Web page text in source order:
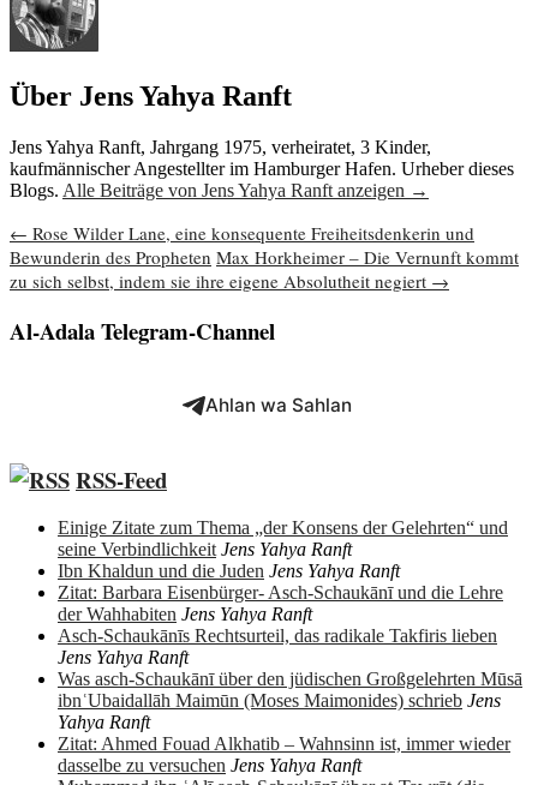
Über Jens Yahya Ranft
Jens Yahya Ranft, Jahrgang 1975, verheiratet, 3 Kinder,
kaufmännischer Angestellter im Hamburger Hafen. Urheber dieses
Blogs. Alle Beiträge von Jens Yahya Ranft anzeigen →
Beitragsnavigation
← Rose Wilder Lane, eine konsequente Freiheitsdenkerin und
Bewunderin des Propheten Max Horkheimer – Die Vernunft kommt
zu sich selbst, indem sie ihre eigene Absolutheit negiert →
Al-Adala Telegram-Channel
Ahlan wa Sahlan
RSS-Feed
Einige Zitate zum Thema „der Konsens der Gelehrten“ und
seine Verbindlichkeit Jens Yahya Ranft
Ibn Khaldun und die Juden Jens Yahya Ranft
Zitat: Barbara Eisenbürger- Asch-Schaukānī und die Lehre
der Wahhabiten Jens Yahya Ranft
Asch-Schaukānīs Rechtsurteil, das radikale Takfiris lieben
Jens Yahya Ranft
Was asch-Schaukānī über den jüdischen Großgelehrten Mūsā
ibnʿUbaidallāh Maimūn (Moses Maimonides) schrieb Jens
Yahya Ranft
Zitat: Ahmed Fouad Alkhatib – Wahnsinn ist, immer wieder
dasselbe zu versuchen Jens Yahya Ranft